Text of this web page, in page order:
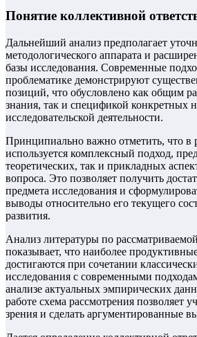
Понятие коллективной
Дальнейший анализ предполагает
методологического аппарата и
базы исследования. Современные
проблематике демонстрируют
позиций, что обусловлено как общим
знания, так и спецификой конкретных
исследовательской деятельности.
Принципиально важно отметить, что в
используется комплексный подход,
теоретических, так и прикладных
вопроса. Это позволяет получить
предмета исследования и
выводы относительно его текущего
развития.
Анализ литературы по
показывает, что наиболее
достигаются при сочетании
исследования с современными
анализе актуальных эмпирических
работе схема рассмотрения позволяет
зрения и сделать аргументированные